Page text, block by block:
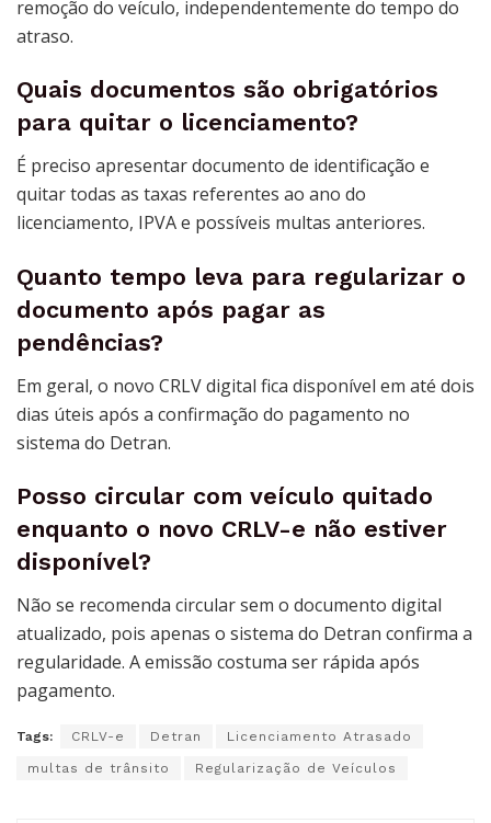
remoção do veículo, independentemente do tempo do
atraso.
Quais documentos são obrigatórios
para quitar o licenciamento?
É preciso apresentar documento de identificação e
quitar todas as taxas referentes ao ano do
licenciamento, IPVA e possíveis multas anteriores.
Quanto tempo leva para regularizar o
documento após pagar as
pendências?
Em geral, o novo CRLV digital fica disponível em até dois
dias úteis após a confirmação do pagamento no
sistema do Detran.
Posso circular com veículo quitado
enquanto o novo CRLV-e não estiver
disponível?
Não se recomenda circular sem o documento digital
atualizado, pois apenas o sistema do Detran confirma a
regularidade. A emissão costuma ser rápida após
pagamento.
Tags: CRLV-e Detran Licenciamento Atrasado
multas de trânsito Regularização de Veículos